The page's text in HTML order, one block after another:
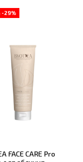
-29%
FACE CARE Pro